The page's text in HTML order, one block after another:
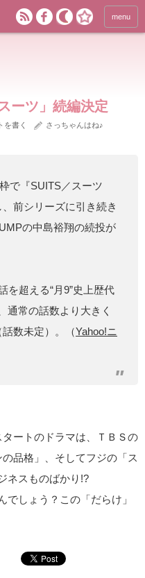
menu
ーツ」続編決定
を書く さっちゃんはね♪
で『SUITS／スーツ
前シリーズに引き続き
の中島裕翔の続投が
を超える“月9”史上歴代
通常の話数より大きく
数未定）。（Yahoo!ニ
ートのドラマは、ＴＢＳの
品格」、そしてフジの「ス
ネスものばかり!?
しょう？この「だらけ」